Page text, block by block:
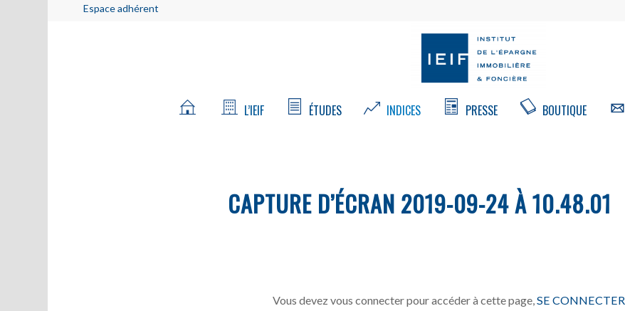
Espace adhérent
L’IEIF ÉTUDES INDICES PRESSE BOUTIQUE
CAPTURE D’ÉCRAN 2019-09-24 À 10.48.01
Vous devez vous connecter pour accéder à cette page, SE CONNECTER